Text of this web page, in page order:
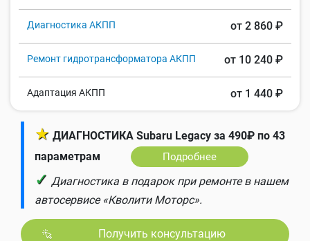
Диагностика АКПП от 2 860 ₽
Ремонт гидротрансформатора АКПП от 10 240 ₽
Адаптация АКПП от 1 440 ₽
★ ДИАГНОСТИКА Subaru Legacy за 490₽ по 43
параметрам
Подробнее
✓ Диагностика в подарок при ремонте в нашем
автосервисе «Кволити Моторс».
Получить консультацию